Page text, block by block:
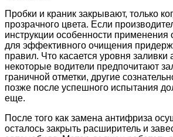
Пробки и краник закрывают, только
прозрачного цвета. Если
инструкции особенности
для эффективного очищения
правил. Что касается уровня заливки
некоторые водители предпочитают
граничной отметки, другие
позже после успешного испытания
еще.
После того как замена антифриза
осталось закрыть расширитель и